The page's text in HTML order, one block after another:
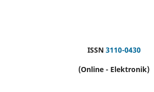
ISSN 3110-0430
(Online - Elektronik)